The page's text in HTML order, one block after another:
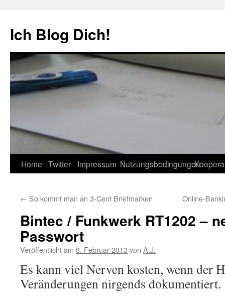
springen
Ich Blog Dich!
Home Twitter Impressum Nutzungsbedingungen
← So kommt man an 3-Cent Briefmarken Online-
Bintec / Funkwerk RT1202 –
Passwort
Veröffentlicht am 8. Februar 2013 von A.J.
Es kann viel Nerven kosten, wenn der
Veränderungen nirgends dokumentiert.